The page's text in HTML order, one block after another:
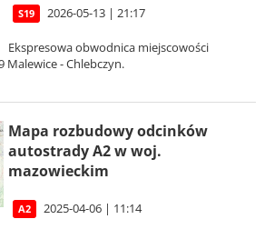
S19 2026-05-13 | 21:17
Ekspresowa obwodnica miejscowości
Malewice - Chlebczyn.
Mapa rozbudowy odcinków
autostrady A2 w woj.
mazowieckim
A2 2025-04-06 | 11:14